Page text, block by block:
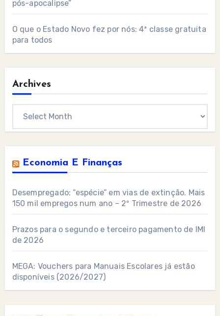
pós-apocalipse”
O que o Estado Novo fez por nós: 4ª classe gratuita
para todos
Archives
Economia E Finanças
Desempregado: “espécie” em vias de extinção. Mais
150 mil empregos num ano – 2º Trimestre de 2026
Prazos para o segundo e terceiro pagamento de IMI
de 2026
MEGA: Vouchers para Manuais Escolares já estão
disponíveis (2026/2027)